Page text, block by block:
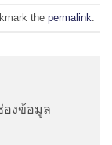
the permalink
องข้อมูล